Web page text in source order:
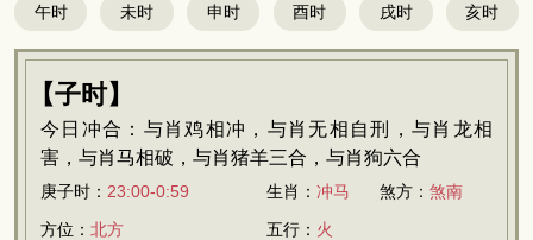
午时 未时 申时 酉时 戌时 亥时
【子时】
今日冲合：与肖鸡相冲，与肖无相自刑，与肖龙相
害，与肖马相破，与肖猪羊三合，与肖狗六合
庚子时： 23:00-0:59 生肖： 冲马 煞方： 煞南
方位： 北方 五行： 火